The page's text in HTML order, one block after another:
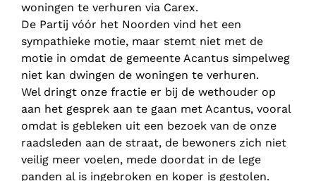
woningen te verhuren via Carex.
De Partij vóór het Noorden vind het een
sympathieke motie, maar stemt niet met de
motie in omdat de gemeente Acantus simpelweg
niet kan dwingen de woningen te verhuren.
Wel dringt onze fractie er bij de wethouder op
aan het gesprek aan te gaan met Acantus, vooral
omdat is gebleken uit een bezoek van de onze
raadsleden aan de straat, de bewoners zich niet
veilig meer voelen, mede doordat in de lege
panden al is ingebroken en koper is gestolen.